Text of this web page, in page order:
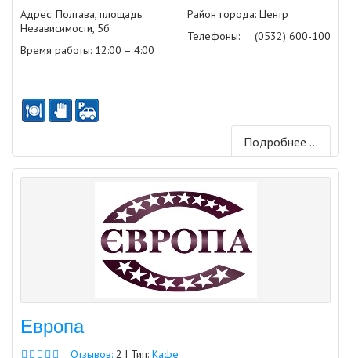
Адрес: Полтава, площадь
Независимости, 5б
Время работы: 12:00 – 4:00
Район города: Центр
Телефоны:
(0532) 600-100
Подробнее ...
Европа
Отзывов: 2 | Тип: Кафе